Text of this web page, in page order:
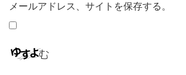
メールアドレス、サイトを保存する。